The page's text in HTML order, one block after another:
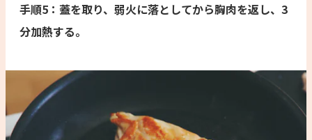
手順5：蓋を取り、弱火に落としてから胸肉を返し、3
分加熱する。